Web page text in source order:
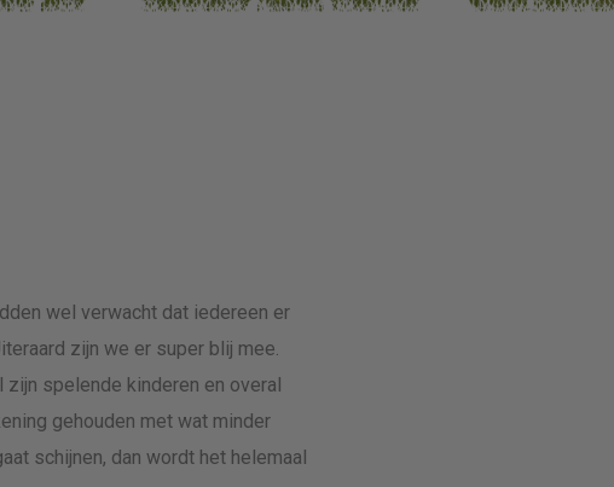
wel verwacht dat iedereen er
zijn we er super blij mee.
spelende kinderen en overal
gehouden met wat minder
schijnen, dan wordt het helemaal